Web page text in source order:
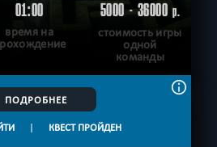
01:00
время на
5000 - 36000р.
стоимость игры
одной
команды
ПОДРОБНЕЕ
| КВЕСТ ПРОЙДЕН